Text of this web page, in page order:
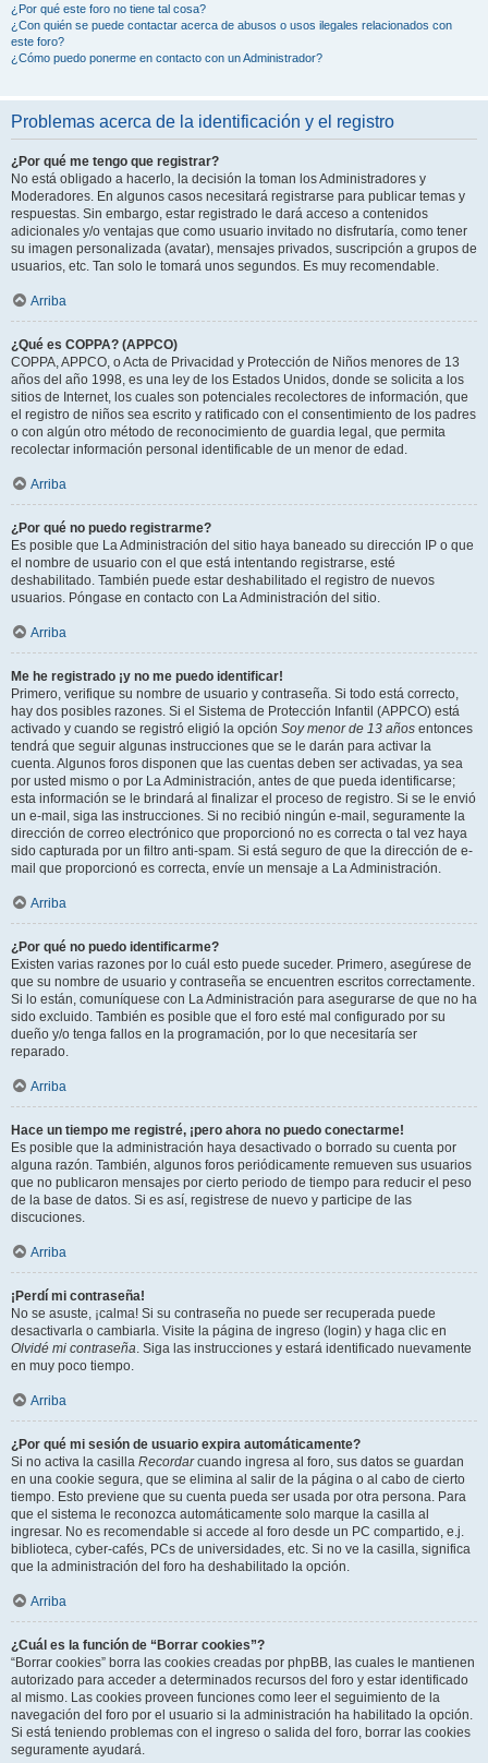
¿Por qué este foro no tiene tal cosa?
¿Con quién se puede contactar acerca de abusos o usos ilegales relacionados con
este foro?
¿Cómo puedo ponerme en contacto con un Administrador?
Problemas acerca de la identificación y el registro
¿Por qué me tengo que registrar?
No está obligado a hacerlo, la decisión la toman los Administradores y
Moderadores. En algunos casos necesitará registrarse para publicar temas y
respuestas. Sin embargo, estar registrado le dará acceso a contenidos
adicionales y/o ventajas que como usuario invitado no disfrutaría, como tener
su imagen personalizada (avatar), mensajes privados, suscripción a grupos de
usuarios, etc. Tan solo le tomará unos segundos. Es muy recomendable.
Arriba
¿Qué es COPPA? (APPCO)
COPPA, APPCO, o Acta de Privacidad y Protección de Niños menores de 13
años del año 1998, es una ley de los Estados Unidos, donde se solicita a los
sitios de Internet, los cuales son potenciales recolectores de información, que
el registro de niños sea escrito y ratificado con el consentimiento de los padres
o con algún otro método de reconocimiento de guardia legal, que permita
recolectar información personal identificable de un menor de edad.
Arriba
¿Por qué no puedo registrarme?
Es posible que La Administración del sitio haya baneado su dirección IP o que
el nombre de usuario con el que está intentando registrarse, esté
deshabilitado. También puede estar deshabilitado el registro de nuevos
usuarios. Póngase en contacto con La Administración del sitio.
Arriba
Me he registrado ¡y no me puedo identificar!
Primero, verifique su nombre de usuario y contraseña. Si todo está correcto,
hay dos posibles razones. Si el Sistema de Protección Infantil (APPCO) está
activado y cuando se registró eligió la opción Soy menor de 13 años entonces
tendrá que seguir algunas instrucciones que se le darán para activar la
cuenta. Algunos foros disponen que las cuentas deben ser activadas, ya sea
por usted mismo o por La Administración, antes de que pueda identificarse;
esta información se le brindará al finalizar el proceso de registro. Si se le envió
un e-mail, siga las instrucciones. Si no recibió ningún e-mail, seguramente la
dirección de correo electrónico que proporcionó no es correcta o tal vez haya
sido capturada por un filtro anti-spam. Si está seguro de que la dirección de e-
mail que proporcionó es correcta, envíe un mensaje a La Administración.
Arriba
¿Por qué no puedo identificarme?
Existen varias razones por lo cuál esto puede suceder. Primero, asegúrese de
que su nombre de usuario y contraseña se encuentren escritos correctamente.
Si lo están, comuníquese con La Administración para asegurarse de que no ha
sido excluido. También es posible que el foro esté mal configurado por su
dueño y/o tenga fallos en la programación, por lo que necesitaría ser
reparado.
Arriba
Hace un tiempo me registré, ¡pero ahora no puedo conectarme!
Es posible que la administración haya desactivado o borrado su cuenta por
alguna razón. También, algunos foros periódicamente remueven sus usuarios
que no publicaron mensajes por cierto periodo de tiempo para reducir el peso
de la base de datos. Si es así, registrese de nuevo y participe de las
discuciones.
Arriba
¡Perdí mi contraseña!
No se asuste, ¡calma! Si su contraseña no puede ser recuperada puede
desactivarla o cambiarla. Visite la página de ingreso (login) y haga clic en
Olvidé mi contraseña. Siga las instrucciones y estará identificado nuevamente
en muy poco tiempo.
Arriba
¿Por qué mi sesión de usuario expira automáticamente?
Si no activa la casilla Recordarcuando ingresa al foro, sus datos se guardan
en una cookie segura, que se elimina al salir de la página o al cabo de cierto
tiempo. Esto previene que su cuenta pueda ser usada por otra persona. Para
que el sistema le reconozca automáticamente solo marque la casilla al
ingresar. No es recomendable si accede al foro desde un PC compartido, e.j.
biblioteca, cyber-cafés, PCs de universidades, etc. Si no ve la casilla, significa
que la administración del foro ha deshabilitado la opción.
Arriba
¿Cuál es la función de “Borrar cookies”?
“Borrar cookies” borra las cookies creadas por phpBB, las cuales le mantienen
autorizado para acceder a determinados recursos del foro y estar identificado
al mismo. Las cookies proveen funciones como leer el seguimiento de la
navegación del foro por el usuario si la administración ha habilitado la opción.
Si está teniendo problemas con el ingreso o salida del foro, borrar las cookies
seguramente ayudará.